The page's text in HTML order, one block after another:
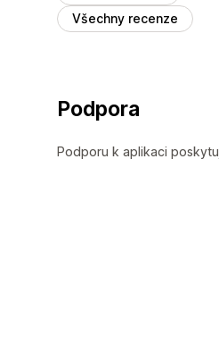
Všechny recenze
Podpora
Podporu k aplikaci